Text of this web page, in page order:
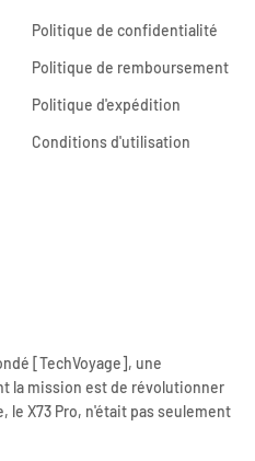
Politique de confidentialité
Politique de remboursement
Politique d'expédition
Conditions d'utilisation
[TechVoyage], une
la mission est de révolutionner
le X73 Pro, n'était pas seulement